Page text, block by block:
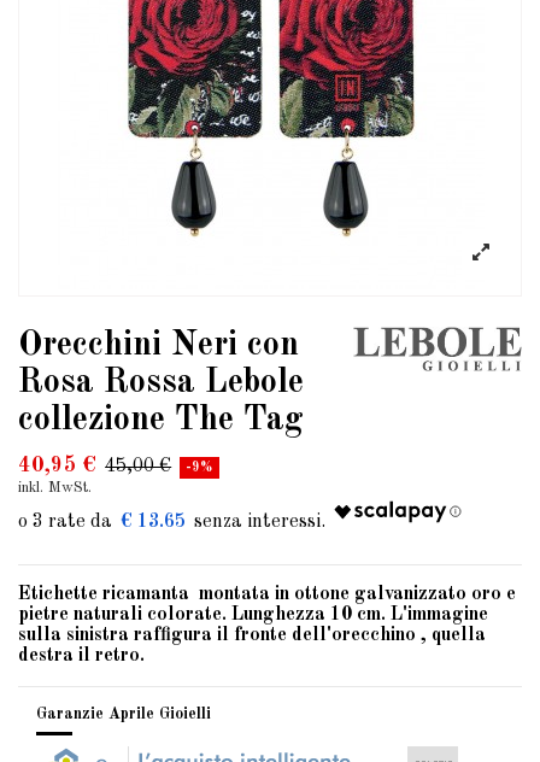
Orecchini Neri con
Rosa Rossa Lebole
collezione The Tag
40,95 € 45,00 € -9%
inkl. MwSt.
€ 13.65
Etichette ricamanta montata in ottone galvanizzato oro e
pietre naturali colorate. Lunghezza 10 cm. L'immagine
sulla sinistra raffigura il fronte dell'orecchino , quella
destra il retro.
Garanzie Aprile Gioielli